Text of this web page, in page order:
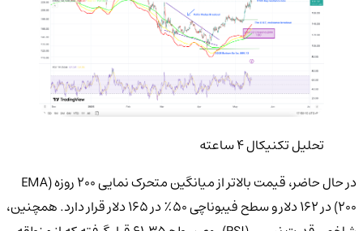
تحلیل تکنیکال ۴ ساعته
در حال حاضر، قیمت بالاتر از میانگین متحرک نمایی ۲۰۰ روزه (EMA
200) در ۱۶۲ دلار و سطح فیبوناچی ۵۰٪ در ۱۶۵ دلار قرار دارد. همچنین،